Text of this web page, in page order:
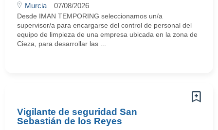
Murcia 07/08/2026
Desde IMAN TEMPORING seleccionamos un/a
supervisor/a para encargarse del control de personal del
equipo de limpieza de una empresa ubicada en la zona de
Cieza, para desarrollar las ...
Vigilante de seguridad San
Sebastián de los Reyes